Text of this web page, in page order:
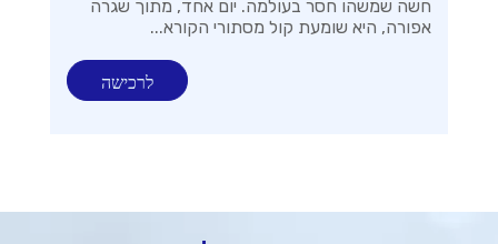
חשה שמשהו חסר בעולמה. יום אחד, מתוך שגרה
אפורה, היא שומעת קול מסתורי הקורא...
לרכישה